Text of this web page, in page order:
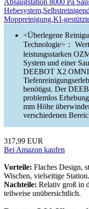
Moppreinigung,KI-
<Überlegene
Technologie>：
leistungsstarken
System und einer
DEEBOT X2 OMNI
benötigst. Der
problemlos
mm Höhe
verschiedenen
317,99 EUR
Bei Amazon kaufen
Vorteile: Flaches Design,
Wischen, vielseitige Station.
Nachteile: Relativ groß in
teilweise unübersichtlich.